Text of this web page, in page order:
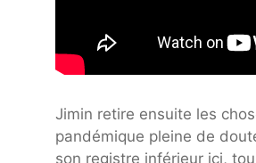
Jimin retire ensuite les
pandémique pleine de
son registre inférieur ici,